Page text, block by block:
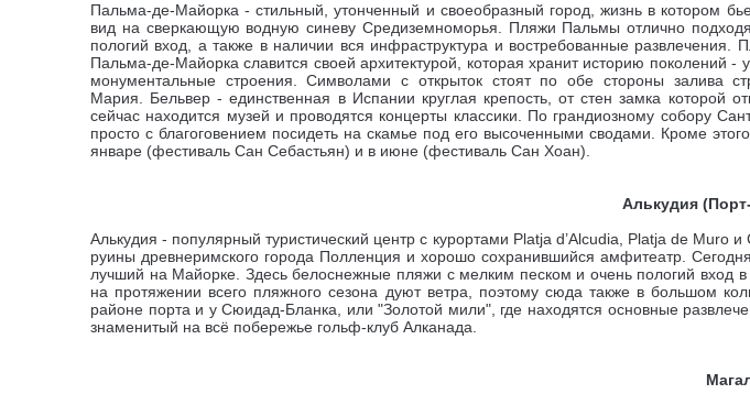
Пальма-де-Майорка - стильный, утонченный и своеобразный город, жизнь в котором
вид на сверкающую водную синеву Средиземноморья. Пляжи Пальмы отлично
пологий вход, а также в наличии вся инфраструктура и востребованные
Пальма-де-Майорка славится своей архитектурой, которая хранит историю поколений
монументальные строения. Символами с открыток стоят по обе стороны
Мария. Бельвер - единственная в Испании круглая крепость, от стен замка
сейчас находится музей и проводятся концерты классики. По грандиозному собору
просто с благоговением посидеть на скамье под его высоченными сводами. Кроме этого,
январе (фестиваль Сан Себастьян) и в июне (фестиваль Сан Хоан).
Алькудия
Алькудия - популярный туристический центр с курортами Platja d’Alcudia, Platja de Muro
руины древнеримского города Полленция и хорошо сохранившийся амфитеатр. Сегодня
лучший на Майорке. Здесь белоснежные пляжи с мелким песком и очень пологий вход
на протяжении всего пляжного сезона дуют ветра, поэтому сюда также в большом
районе порта и у Сюидад-Бланка, или "Золотой мили", где находятся основные
знаменитый на всё побережье гольф-клуб Алканада.